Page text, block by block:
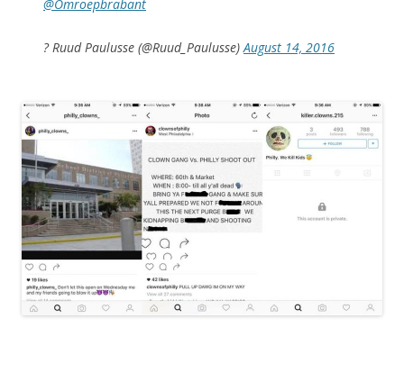
@Omroepbrabant
? Ruud Paulusse (@Ruud_Paulusse) August 14, 2016